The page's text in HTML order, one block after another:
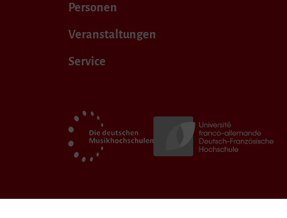
Personen
Veranstaltungen
Service